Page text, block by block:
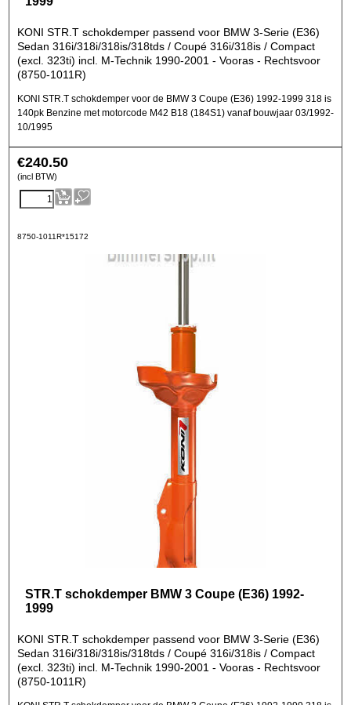
KONI STR.T schokdemper passend voor BMW 3-Serie (E36)
Sedan 316i/318i/318is/318tds / Coupé 316i/318is / Compact
(excl. 323ti) incl. M-Technik 1990-2001 - Vooras - Rechtsvoor
(8750-1011R)
KONI STR.T schokdemper voor de BMW 3 Coupe (E36) 1992-1999 318 is
140pk Benzine met motorcode M42 B18 (184S1) vanaf bouwjaar 03/1992-
10/1995
€240.50
(incl BTW)
8750-1011R*15172
STR.T schokdemper BMW 3 Coupe (E36) 1992-
1999
KONI STR.T schokdemper passend voor BMW 3-Serie (E36)
Sedan 316i/318i/318is/318tds / Coupé 316i/318is / Compact
(excl. 323ti) incl. M-Technik 1990-2001 - Vooras - Rechtsvoor
(8750-1011R)